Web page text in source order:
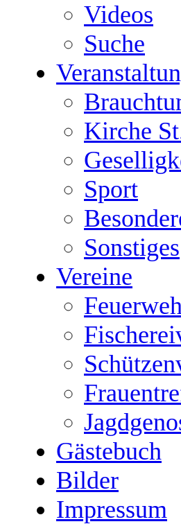
Videos
Suche
Kirche
Sport
Sonstiges
Vereine
Gästebuch
Bilder
Impressum